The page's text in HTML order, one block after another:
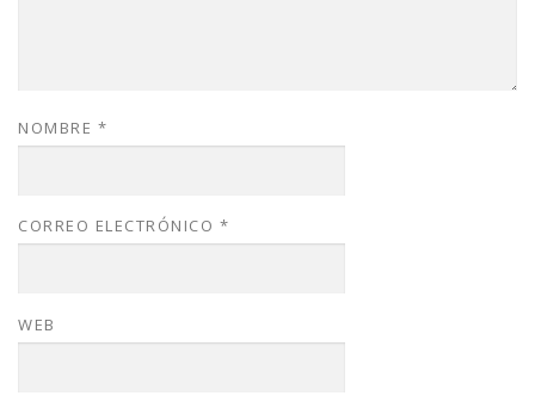
NOMBRE *
CORREO ELECTRÓNICO *
WEB